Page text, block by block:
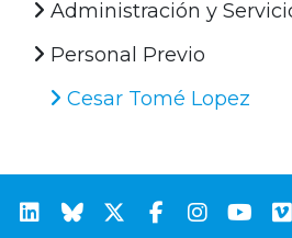
Administración y
Personal Previo
Cesar Tomé Lopez